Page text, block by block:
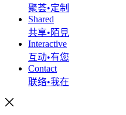
聚荟•定制
Shared
共享•陌見
Interactive
互动•有您
Contact
联络•我在